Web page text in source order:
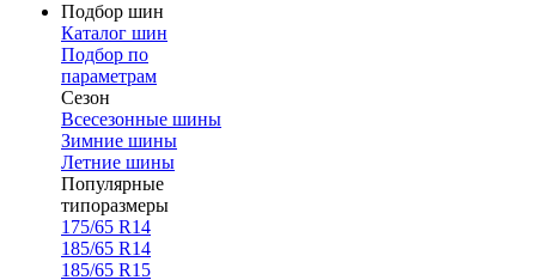
Подбор шин
Каталог шин
Подбор по
параметрам
Сезон
Всесезонные шины
Зимние шины
Летние шины
Популярные
типоразмеры
175/65 R14
185/65 R14
185/65 R15